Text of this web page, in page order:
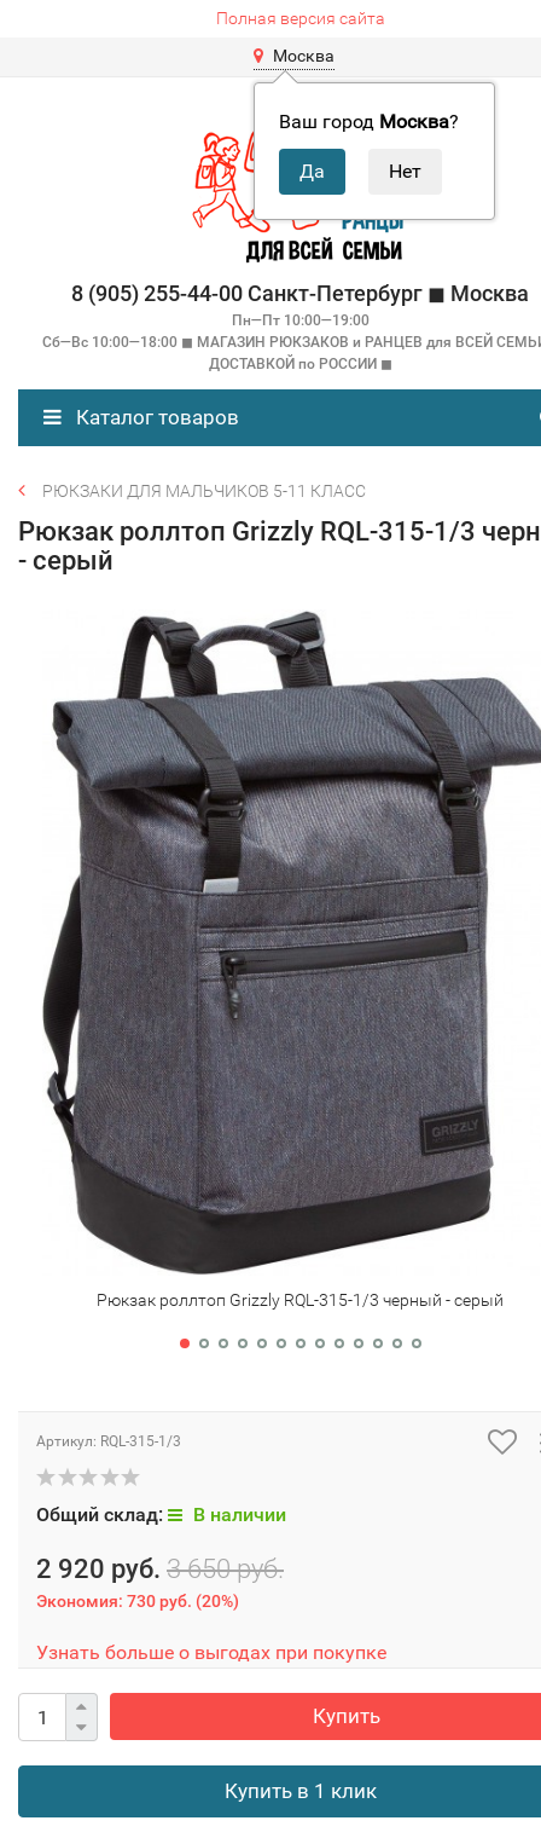
Полная версия сайта
Москва
Ваш город Москва?
8 (905) 255-44-00 Санкт-Петербург ◼ Москва
Пн—Пт 10:00—19:00
Сб—Вс 10:00—18:00 ◼ МАГАЗИН РЮКЗАКОВ и РАНЦЕВ для ВСЕЙ
ДОСТАВКОЙ по РОССИИ ◼
Каталог товаров
РЮКЗАКИ ДЛЯ МАЛЬЧИКОВ 5-11 КЛАСС
Рюкзак роллтоп Grizzly RQL-315-1/3
- серый
Рюкзак роллтоп Grizzly RQL-315-1/3 черный - серый
Артикул: RQL-315-1/3
Общий склад: В наличии
2 920 руб. 3 650 руб.
Экономия: 730 руб. (20%)
Узнать больше о выгодах при покупке
Купить
Купить в 1 клик